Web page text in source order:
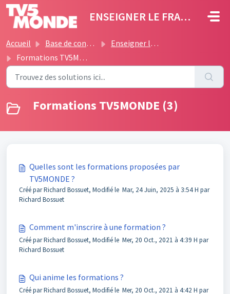
Passer au contenu principal
ENSEIGNER LE FRANÇAIS
Accueil Base de connaissances
Enseigner le français avec TV5MONDE
Formations TV5MONDE
Formations TV5MONDE (3)
Quelles sont les formations proposées par
TV5MONDE ?
Créé par Richard Bossuet, Modifié le Mar, 24 Juin, 2025 à 3:54 H par
Richard Bossuet
Comment m'inscrire à une formation ?
Créé par Richard Bossuet, Modifié le Mer, 20 Oct., 2021 à 4:39 H par
Richard Bossuet
Qui anime les formations ?
Créé par Richard Bossuet, Modifié le Mer, 20 Oct., 2021 à 4:42 H par